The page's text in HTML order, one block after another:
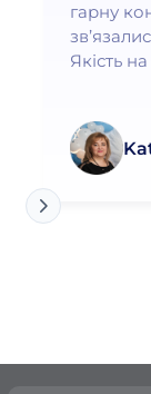
гарну
Якість